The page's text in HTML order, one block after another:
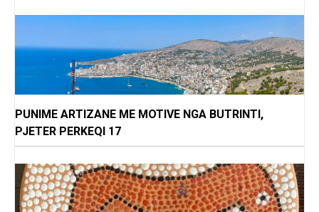
PUNIME ARTIZANE ME MOTIVE NGA BUTRINTI,
PJETER PERKEQI 17